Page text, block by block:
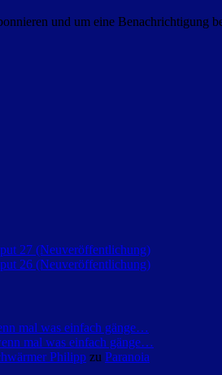
und um eine Benachrichtigung
27 (Neuveröffentlichung)
26 (Neuveröffentlichung)
mal was einfach gänge…
mal was einfach gänge…
Philipp zu Paranoia